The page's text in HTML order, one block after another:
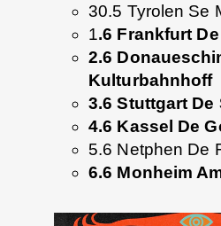
30.5 Tyrolen Se
1.6 Frankfurt
2.6
Kulturbahnhoff
3.6 Stuttgart
4.6 Kassel De
5.6 Netphen De
6.6 Monheim